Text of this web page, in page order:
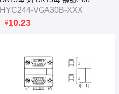
HYC244-VGA30B-XXX
¥10.23